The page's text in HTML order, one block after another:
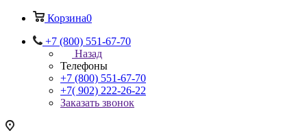
Корзина0
+7 (800) 551-67-70
Назад
Телефоны
+7 (800) 551-67-70
+7( 902) 222-26-22
Заказать звонок